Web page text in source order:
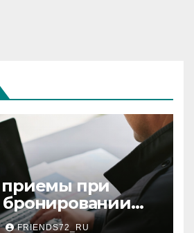
приемы при
FRIENDS72_RU